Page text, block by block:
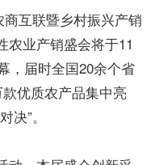
互联暨乡村振兴产销
农业产销盛会将于11
，届时全国20余个省
款优质农产品集中亮
决”。